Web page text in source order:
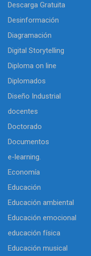
Descarga Gratuita
Desinformación
Diagramación
Digital Storytelling
Diploma on line
Diplomados
Diseño Industrial
docentes
Doctorado
Documentos
e-learning.
Economía
Educación
Educación ambiental
Educación emocional
educación física
Educación musical